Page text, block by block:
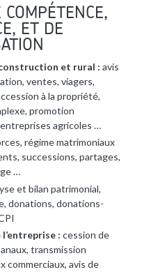
ET DE
et rural : avis
ventes, viagers,
à la propriété,
promotion
agricoles …
régime matrimoniaux
successions, partages,
…
et bilan patrimonial,
donations, donations-
: cession de
transmission
commerciaux, avis de